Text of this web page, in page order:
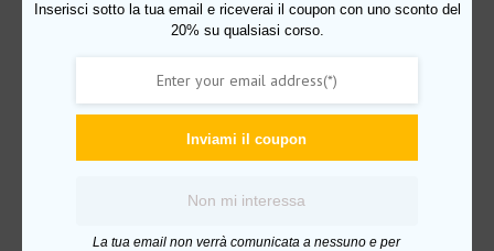
Supera la fatica di Filippo Ongaro
Inserisci sotto la tua email e riceverai il coupon con uno sconto del
20% su qualsiasi corso.
Inviami il coupon
Non mi interessa
La tua email non verrà comunicata a nessuno e per